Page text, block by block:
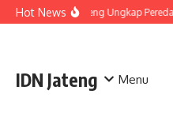
Skip to content
Hot NewsPolda Jateng Ungkap
IDN Jateng Menu